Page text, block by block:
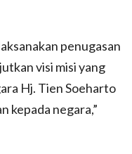
penugasan
visi misi yang
Hj. Tien Soeharto
kepada negara,”